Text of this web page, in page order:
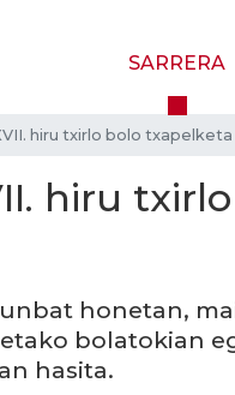
SARRERA
hiru txirlo bolo txapelketa
hiru
honetan,
bolatokian
hasita.